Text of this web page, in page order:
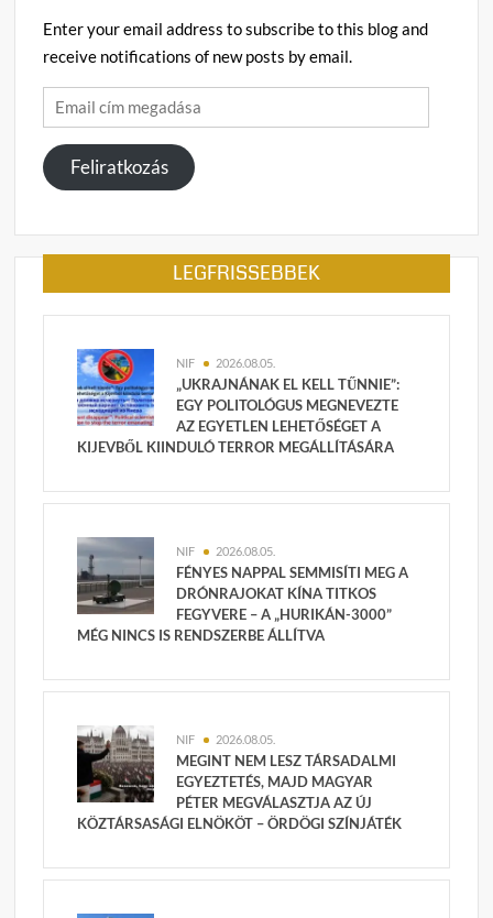
Enter your email address to subscribe to this blog and
receive notifications of new posts by email.
Email
cím
megadása
Feliratkozás
LEGFRISSEBBEK
NIF 2026.08.05.
„UKRAJNÁNAK EL KELL TŰNNIE”:
EGY POLITOLÓGUS MEGNEVEZTE
AZ EGYETLEN LEHETŐSÉGET A
KIJEVBŐL KIINDULÓ TERROR MEGÁLLÍTÁSÁRA
NIF 2026.08.05.
FÉNYES NAPPAL SEMMISÍTI MEG A
DRÓNRAJOKAT KÍNA TITKOS
FEGYVERE – A „HURIKÁN-3000”
MÉG NINCS IS RENDSZERBE ÁLLÍTVA
NIF 2026.08.05.
MEGINT NEM LESZ TÁRSADALMI
EGYEZTETÉS, MAJD MAGYAR
PÉTER MEGVÁLASZTJA AZ ÚJ
KÖZTÁRSASÁGI ELNÖKÖT – ÖRDÖGI SZÍNJÁTÉK